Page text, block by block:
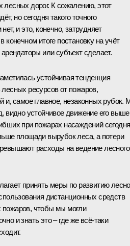
лесных дорог. К сожалению, этот
но сегодня такого точного
и это, конечно, затрудняет
конечном итоге постановку на учёт
или субъект сделает.
устойчивая тенденция
ресурсов от пожаров,
и, самое главное, незаконных рубок.
видно устойчивое движение его
при пожарах насаждений сегодня
площади вырубок леса, а потери
расходы на ведение лесного
принять меры по развитию
дистанционных средств
чтобы мы могли
и знать это – где же всё‑таки